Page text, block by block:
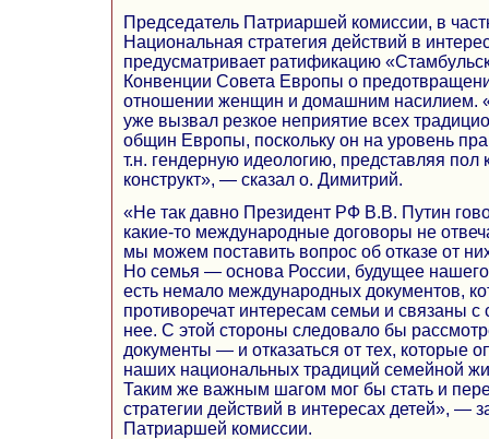
Председатель Патриаршей комиссии, в
Национальная стратегия действий в
предусматривает ратификацию
Конвенции Совета Европы о
отношении женщин и домашним насилием.
уже вызвал резкое неприятие всех
общин Европы, поскольку он на уровень
т.н. гендерную идеологию, представляя пол
конструкт», — сказал о. Димитрий.
«Не так давно Президент РФ В.В. Путин
какие-то международные договоры не
мы можем поставить вопрос об отказе от
Но семья — основа России, будущее
есть немало международных документов,
противоречат интересам семьи и связаны
нее. С этой стороны следовало бы
документы — и отказаться от тех, которые
наших национальных традиций семейной
Таким же важным шагом мог бы стать и
стратегии действий в интересах детей», —
Патриаршей комиссии.